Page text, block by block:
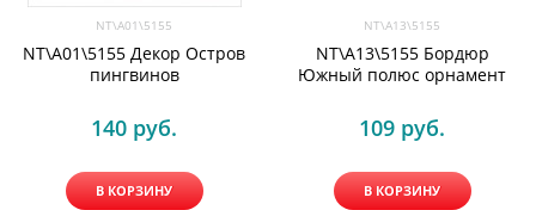
NT\A01\5155
NT\A01\5155 Декор Остров
пингвинов
140 руб.
В КОРЗИНУ
NT\A13\5155
NT\A13\5155 Бордюр
Южный полюс орнамент
109 руб.
В КОРЗИНУ